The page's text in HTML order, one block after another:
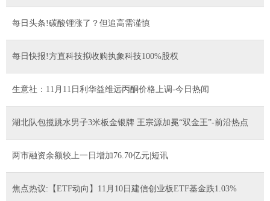
每日头条!碳酸锂涨了？但追高需谨慎
每日快报!方直科技拟收购执象科技100%股权
生意社：11月11日利华益维远丙酮价格上调-今日热闻
湖北队包揽跳水男子3米板金银牌 王宗源加冕“双金王”-前沿热点
两市融资余额较上一日增加76.70亿元|短讯
焦点热议:【ETF动向】11月10日建信创业板ETF基金跌1.03%